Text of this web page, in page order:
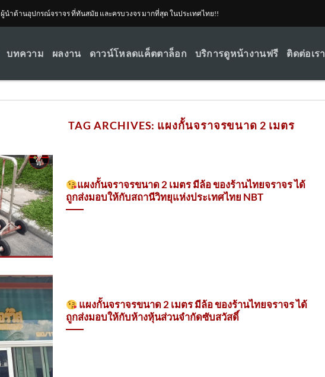
ผู้นำด้านอุปกรณ์จราจร ที่ทันสมัย และครบวงจร มากที่สุด ในประเทศไทย!!
บทความ ผลงาน ดาวน์โหลดแค็ตตาล็อก บริการดูหน้างานฟรี ติดต่อเรา
TAG ARCHIVES: แผงกั้นจราจรขนาด 2 เมตร
แผงกั้นจราจรขนาด 2 เมตร มีล้อ ของร้านไทยจราจร ได้
ถูกส่งมอบให้กับสถานีวิทยุแห่งประเทศไทย NBT
แผงกั้นจราจรขนาด 2 เมตร มีล้อ ของร้านไทยจราจร ได้
ถูกส่งมอบให้กับห้างหุ้นส่วนจำกัดซับสวัสดิ์